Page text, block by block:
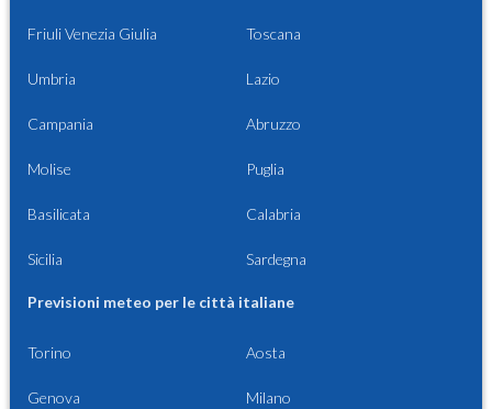
Friuli Venezia Giulia Toscana
Umbria Lazio
Campania Abruzzo
Molise Puglia
Basilicata Calabria
Sicilia Sardegna
Previsioni meteo per le città italiane
Torino Aosta
Genova Milano